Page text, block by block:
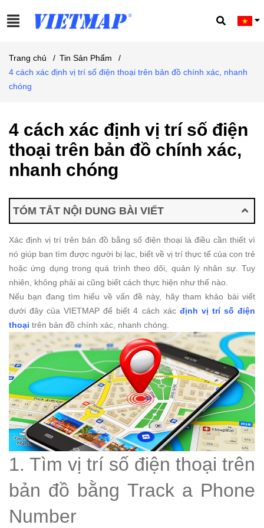
Trang chủ / Tin Sản Phẩm
/
4 cách xác định vị trí số điện thoại trên bản đồ chính xác, nhanh
chóng
4 cách xác định vị trí số điện
thoại trên bản đồ chính xác,
nhanh chóng
TÓM TẮT NỘI DUNG BÀI VIẾT
Xác định vị trí trên bản đồ bằng số điện thoại là điều cần thiết vì
nó giúp bạn tìm được người bị lạc, biết về vị trí thực tế của con trẻ
hoặc ứng dụng trong quá trình theo dõi, quản lý nhân sự. Tuy
nhiên, không phải ai cũng biết cách thực hiện như thế nào.
Nếu bạn đang tìm hiểu về vấn đề này, hãy tham khảo bài viết
dưới đây của VIETMAP để biết 4 cách xác định vị trí số điện
thoại trên bản đồ chính xác, nhanh chóng.
1. Tìm vị trí số điện thoại trên
bản đồ bằng Track a Phone
Number